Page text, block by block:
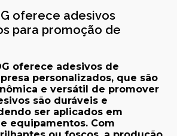
oferece adesivos
para promoção de
oferece adesivos de
personalizados, que são
e versátil de promover
são duráveis e
ser aplicados em
equipamentos. Com